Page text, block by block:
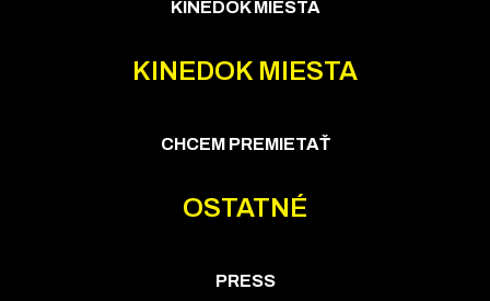
KINEDOK MIESTA
KINEDOK MIESTA
CHCEM PREMIETAŤ
OSTATNÉ
PRESS